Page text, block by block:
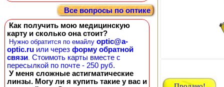
Все вопросы по оптике
Как получить мою медицинскую
карту и сколько она стоит?
Нужно обратится по емайлу optic@a-
optic.ru или через форму обратной
связи. Стоимоть карты вместе с
пересылкой по почте - 250 руб.
У меня сложные астигматические
линзы. Могу ли я купить такие у вас и